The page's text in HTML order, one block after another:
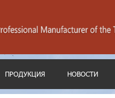
ПРОДУКЦИЯ НОВОСТИ